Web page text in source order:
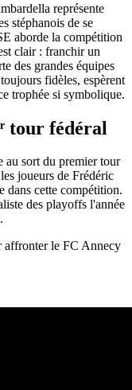
représente
stéphanois de se
aborde la compétition
clair : franchir un
des grandes équipes
fidèles, espèrent
trophée si symbolique.
tour fédéral
au sort du premier tour
joueurs de Frédéric
dans cette compétition.
des playoffs l'année
affronter le FC Annecy